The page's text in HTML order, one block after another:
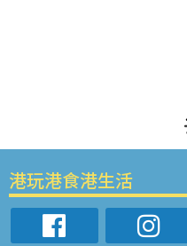
港玩港食港生活